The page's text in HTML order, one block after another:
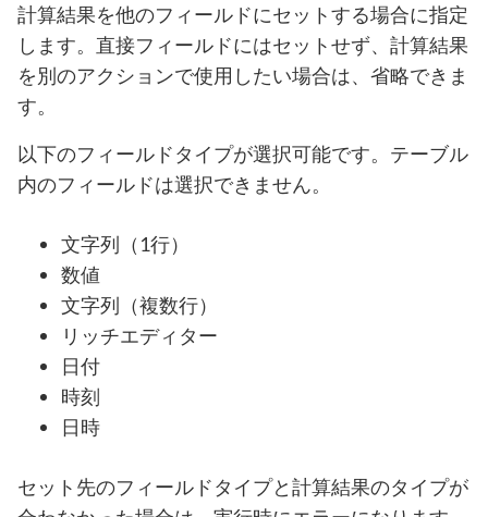
計算結果を他のフィールドにセットする場合に指定
します。直接フィールドにはセットせず、計算結果
を別のアクションで使用したい場合は、省略できま
す。
以下のフィールドタイプが選択可能です。テーブル
内のフィールドは選択できません。
文字列（1行）
数値
文字列（複数行）
リッチエディター
日付
時刻
日時
セット先のフィールドタイプと計算結果のタイプが